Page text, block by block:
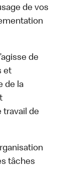
de vos
de
et
de la
travail de
tâches